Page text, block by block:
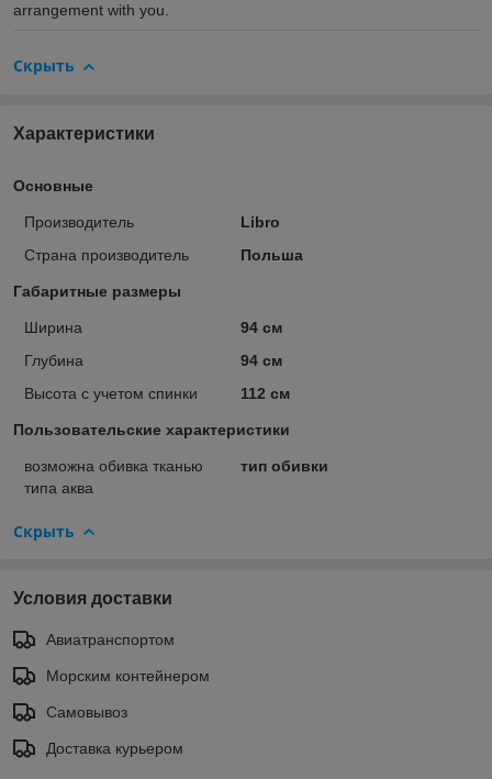
arrangement with you.
Скрыть
Характеристики
Основные
Производитель
Libro
Страна производитель
Польша
Габаритные размеры
Ширина
94 см
Глубина
94 см
Высота с учетом спинки
112 см
Пользовательские характеристики
возможна обивка тканью
типа аква
тип обивки
Скрыть
Условия доставки
Авиатранспортом
Морским контейнером
Самовывоз
Доставка курьером